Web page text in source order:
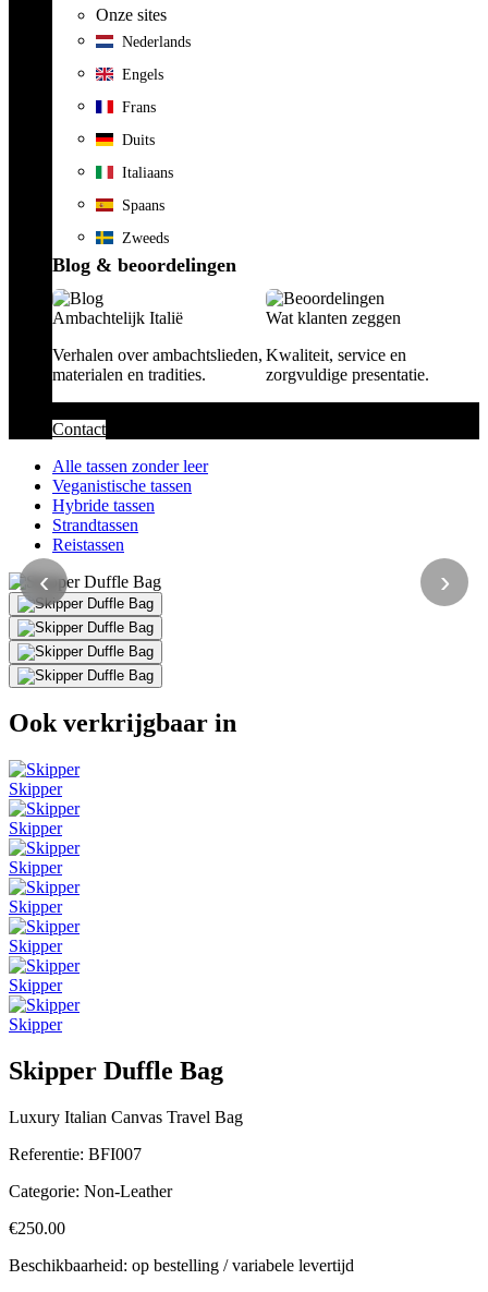
Onze sites
Nederlands
Engels
Frans
Duits
Italiaans
Spaans
Zweeds
Blog & beoordelingen
Ambachtelijk Italië
Verhalen over ambachtslieden,
materialen en tradities.
Wat klanten zeggen
Kwaliteit, service en
zorgvuldige presentatie.
Contact
Alle tassen zonder leer
Veganistische tassen
Hybride tassen
Strandtassen
Reistassen
‹ ›
Ook verkrijgbaar in
Skipper
Skipper
Skipper
Skipper
Skipper
Skipper
Skipper
Skipper Duffle Bag
Luxury Italian Canvas Travel Bag
Referentie: BFI007
Categorie: Non-Leather
€250.00
Beschikbaarheid: op bestelling / variabele levertijd